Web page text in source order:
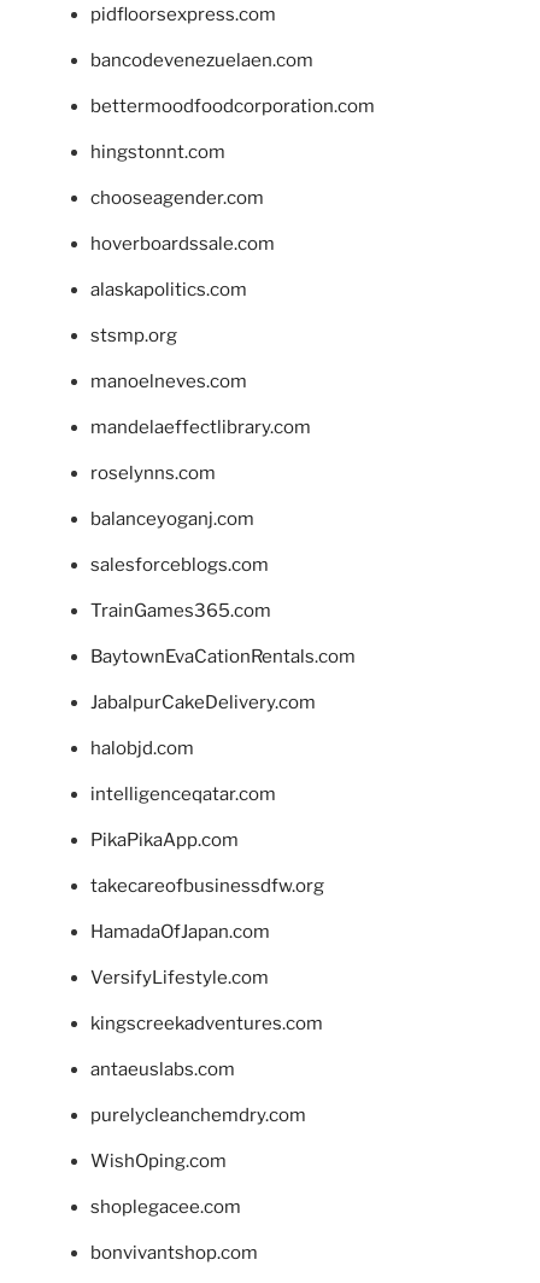
pidfloorsexpress.com
bancodevenezuelaen.com
bettermoodfoodcorporation.com
hingstonnt.com
chooseagender.com
hoverboardssale.com
alaskapolitics.com
stsmp.org
manoelneves.com
mandelaeffectlibrary.com
roselynns.com
balanceyoganj.com
salesforceblogs.com
TrainGames365.com
BaytownEvaCationRentals.com
JabalpurCakeDelivery.com
halobjd.com
intelligenceqatar.com
PikaPikaApp.com
takecareofbusinessdfw.org
HamadaOfJapan.com
VersifyLifestyle.com
kingscreekadventures.com
antaeuslabs.com
purelycleanchemdry.com
WishOping.com
shoplegacee.com
bonvivantshop.com